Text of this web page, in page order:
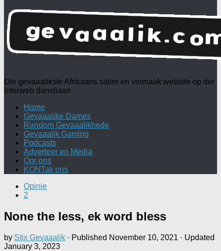
Die gevaaalikste Afrikaans satire en vermaak website op die
interweb dansbaan
Home
Gevaaalike Dames
Random Gevaaalikhede
Gevaaalik Gaming
Podcasts
Adverteer en Media
Oor ons
KONTak ons
Opinie
2
None the less, ek word bless
by Stix Gevaaalik · Published November 10, 2021 · Updated
January 3, 2023